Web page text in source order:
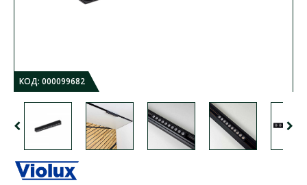
КОД: 000099682